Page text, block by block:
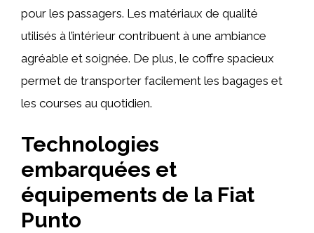
pour les passagers. Les matériaux de qualité
utilisés à l’intérieur contribuent à une ambiance
agréable et soignée. De plus, le coffre spacieux
permet de transporter facilement les bagages et
les courses au quotidien.
Technologies
embarquées et
équipements de la Fiat
Punto